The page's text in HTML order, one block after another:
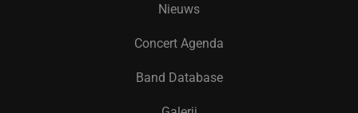
Nieuws
Concert Agenda
Band Database